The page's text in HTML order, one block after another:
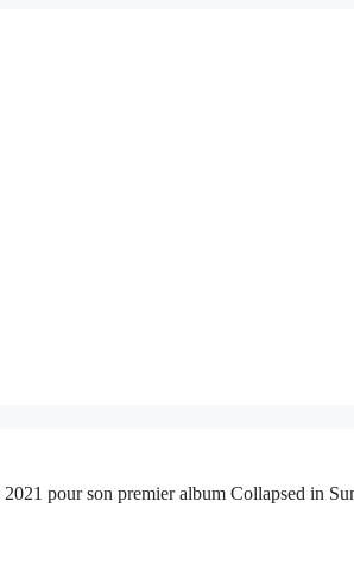
pour son premier album Collapsed in